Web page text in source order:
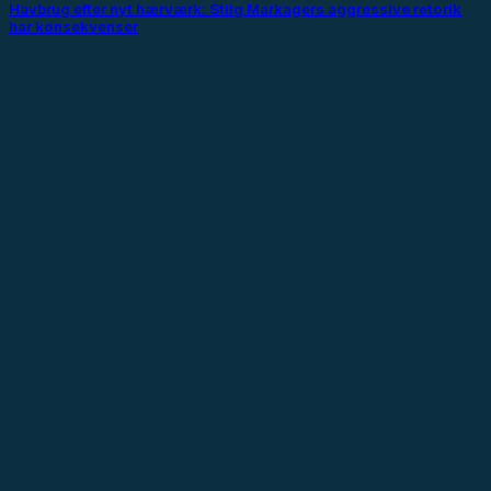
Havbrug efter nyt hærværk: Stiig Markagers aggressive retorik
har konsekvenser